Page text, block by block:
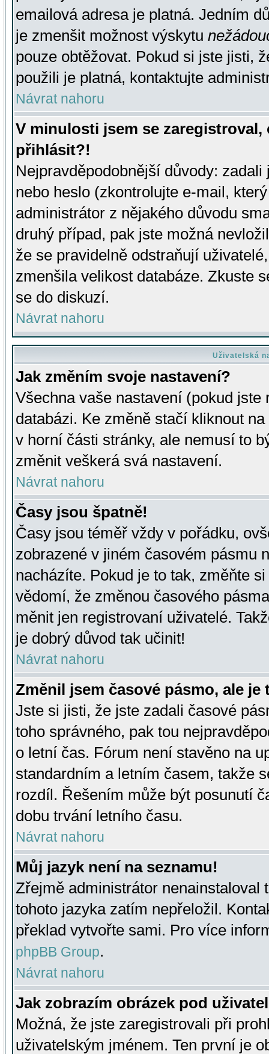
emailová adresa je platná. Jedním
je zmenšit možnost výskytu
pouze obtěžovat. Pokud si jste jisti,
použili je platná, kontaktujte
Návrat nahoru
V minulosti jsem se
přihlásit?!
Nejpravděpodobnější důvody:
nebo heslo (zkontrolujte e-mail,
administrátor z nějakého důvodu
druhý případ, pak jste možná
že se pravidelně odstraňují
zmenšila velikost databáze. Zkuste
se do diskuzí.
Návrat nahoru
Uživatelská
Jak změním svoje nastavení?
Všechna vaše nastavení (pokud
databázi. Ke změně stačí kliknout
v horní části stránky, ale nemusí to
změnit veškerá svá nastavení.
Návrat nahoru
Časy jsou špatně!
Časy jsou téměř vždy v pořádku,
zobrazené v jiném časovém pásmu
nacházíte. Pokud je to tak, změňte
vědomí, že změnou časového
měnit jen registrovaní uživatelé.
je dobrý důvod tak učinit!
Návrat nahoru
Změnil jsem časové pásmo, ale je
Jste si jisti, že jste zadali časové
toho správného, pak tou
o letní čas. Fórum není stavěno na
standardním a letním časem, takže
rozdíl. Řešením může být posunutí
dobu trvání letního času.
Návrat nahoru
Můj jazyk není na seznamu!
Zřejmě administrátor nenainstaloval
tohoto jazyka zatím nepřeložil.
překlad vytvořte sami. Pro více
phpBB Group.
Návrat nahoru
Jak zobrazím obrázek pod
Možná, že jste zaregistrovali při
uživatelským jménem. Ten první je